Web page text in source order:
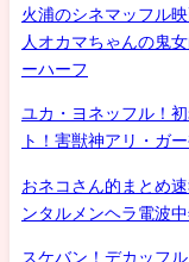
火浦のシネマッフル
人オカマちゃんの鬼
ーハーフ
ユカ・ヨネッフル！
ト！害獣神アリ・ガ
おネコさん的まとめ
ンタルメンヘラ電波
スケバン！デカッフ